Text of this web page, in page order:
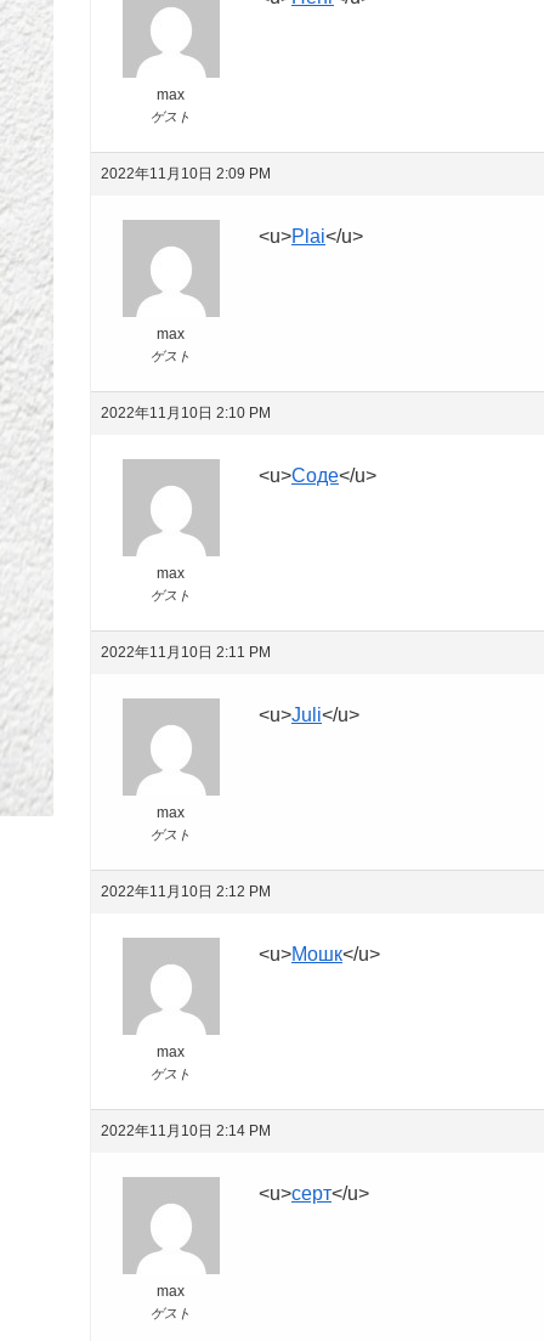
max
ゲスト
2022年11月10日 2:09 PM
max
ゲスト
<u>Plai</u>
2022年11月10日 2:10 PM
max
ゲスト
<u>Соде</u>
2022年11月10日 2:11 PM
max
ゲスト
<u>Juli</u>
2022年11月10日 2:12 PM
max
ゲスト
<u>Мошк</u>
2022年11月10日 2:14 PM
max
ゲスト
<u>серт</u>